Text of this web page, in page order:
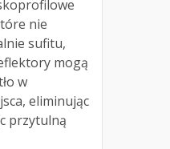
nie
sufitu,
mogą
w
eliminując
przytulną